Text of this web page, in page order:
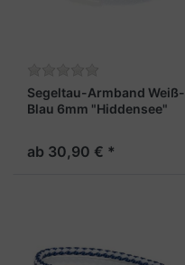
Segeltau-Armband Weiß-
Blau 6mm "Hiddensee"
ab 30,90 € *